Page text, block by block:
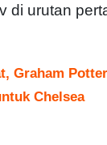
di urutan
Graham
Chelsea